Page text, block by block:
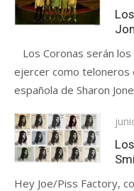
el
Los Coronas serán
ejercer como teloneros
española de Sharon
el
Hey Joe/Piss Factory,